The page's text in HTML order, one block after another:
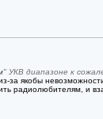
УКВ диапазоне к
за якобы
радиолюбителям, и